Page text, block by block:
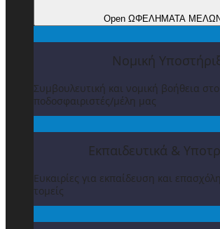
Open ΩΦΕΛΗΜΑΤΑ
Νομική
Συμβουλευτική και νομική βοήθεια
ποδοσφαιριστές/μέλη μας
Εκπαιδευτικά &
Ευκαιρίες για εκπαίδευση και
τομείς